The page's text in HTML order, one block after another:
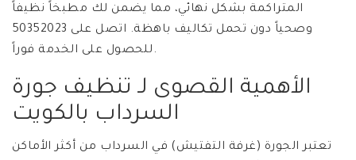
المتراكمة بشكل نهائي، مما يضمن لك مطبخاً نظيفاً
وصحياً دون تحمل تكاليف باهظة. اتصل على 50352023
للحصول على الخدمة فوراً.
الأهمية القصوى لـ تنظيف جورة
السرداب بالكويت
تعتبر الجورة (غرفة التفتيش) في السرداب من أكثر الأماكن